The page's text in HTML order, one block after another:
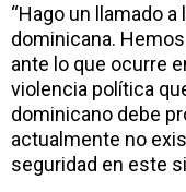
“Hago un llamado
dominicana.
ante lo que ocurre
violencia política
dominicano debe
actualmente no
seguridad en este